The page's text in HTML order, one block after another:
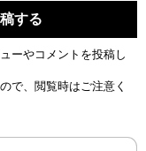
する
ーやコメントを投稿し
で、閲覧時はご注意く